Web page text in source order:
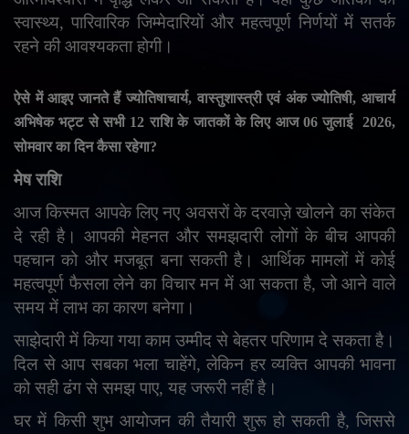
Language
English Arabic
स्वास्थ्य, पारिवारिक जिम्मेदारियों और महत्वपूर्ण निर्णयों में सतर्क
रहने की आवश्यकता होगी।
ऐसे में आइए जानते हैं ज्योतिषाचार्य, वास्तुशास्त्री एवं अंक ज्योतिषी,आचार्य
अभिषेक भट्ट से सभी 12 राशि के जातकों के लिए आज 06जुलाई
2026,
सोमवार का दिन कैसा रहेगा?
मेष राशि
आज किस्मत आपके लिए नए अवसरों के दरवाज़े खोलने का संकेत
दे रही है। आपकी मेहनत और समझदारी लोगों के बीच आपकी
पहचान को और मजबूत बना सकती है। आर्थिक मामलों में कोई
महत्वपूर्ण फैसला लेने का विचार मन में आ सकता है, जो आने वाले
समय में लाभ का कारण बनेगा।
साझेदारी में किया गया काम उम्मीद से बेहतर परिणाम दे सकता है।
दिल से आप सबका भला चाहेंगे, लेकिन हर व्यक्ति आपकी भावना
को सही ढंग से समझ पाए, यह जरूरी नहीं है।
घर में किसी शुभ आयोजन की तैयारी शुरू हो सकती है,जिससे